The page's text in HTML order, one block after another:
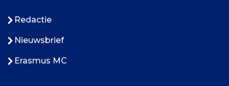
Redactie
Nieuwsbrief
Erasmus MC